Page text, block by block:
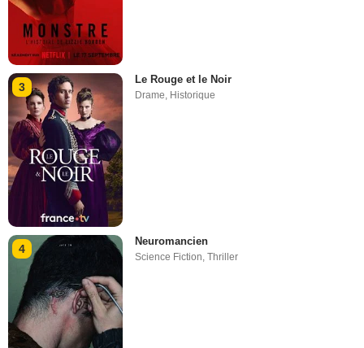
3
Le Rouge et le Noir
Drame, Historique
4
Neuromancien
Science Fiction ,Thriller